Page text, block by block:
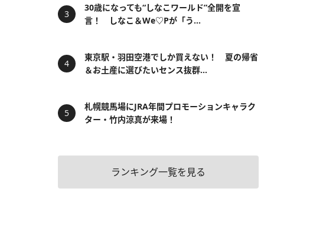
30歳になっても“しなこワールド”全開を宣
言！ しなこ＆We♡Pが「う...
東京駅・羽田空港でしか買えない！ 夏の帰省
＆お土産に選びたいセンス抜群...
札幌競馬場にJRA年間プロモーションキャラク
ター・竹内涼真が来場！
ランキング一覧を見る